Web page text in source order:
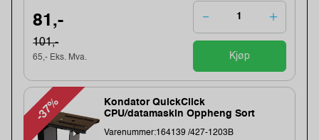
81,-
101,-
65,- Eks. Mva. Kjøp
-37%
Kondator QuickClick
CPU/datamaskin Oppheng Sort
Varenummer:164139 /427-1203B